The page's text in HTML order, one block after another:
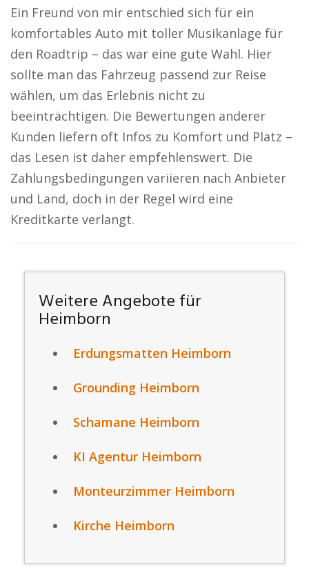
Ein Freund von mir entschied sich für ein
komfortables Auto mit toller Musikanlage für
den Roadtrip – das war eine gute Wahl. Hier
sollte man das Fahrzeug passend zur Reise
wählen, um das Erlebnis nicht zu
beeinträchtigen. Die Bewertungen anderer
Kunden liefern oft Infos zu Komfort und Platz –
das Lesen ist daher empfehlenswert. Die
Zahlungsbedingungen variieren nach Anbieter
und Land, doch in der Regel wird eine
Kreditkarte verlangt.
Weitere Angebote für
Heimborn
Erdungsmatten Heimborn
Grounding Heimborn
Schamane Heimborn
KI Agentur Heimborn
Monteurzimmer Heimborn
Kirche Heimborn